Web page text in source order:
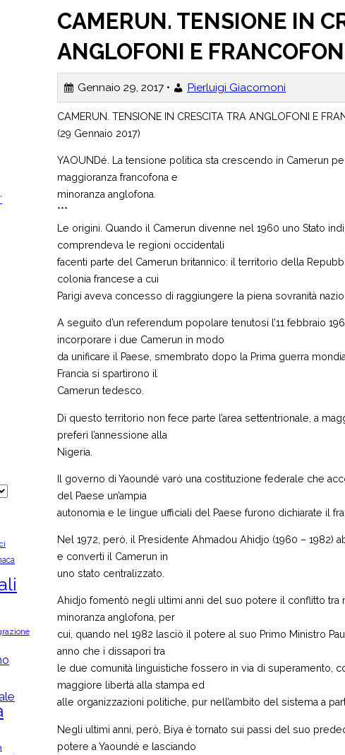
CAMERUN. TENSIONE IN
ANGLOFONI E
Gennaio 29, 2017 • Pierluigi Giacomoni
CAMERUN. TENSIONE IN CRESCITA TRA ANGLOFONI E
(29 Gennaio 2017)
YAOUNDé. La tensione politica sta crescendo in Camerun
maggioranza francofona e
minoranza anglofona.
***
Le origini. Quando il Camerun divenne nel 1960 uno Stato
comprendeva le regioni occidentali
facenti parte del Camerun britannico: il territorio della
colonia francese a cui
Parigi aveva concesso di raggiungere la piena sovranità
A seguito d’un referendum popolare tenutosi l’11 febbraio
incorporare i due Camerun in modo
da unificare il Paese, smembrato dopo la Prima guerra
Francia si spartirono il
Camerun tedesco.
Di questo territorio non fece parte l’area settentrionale, a
preferì l’annessione alla
Nigeria.
Il governo di Yaoundé varò una costituzione federale che
del Paese un’ampia
autonomia e le lingue ufficiali del Paese furono dichiarate il
Nel 1972, però, il Presidente Ahmadou Ahidjo (1960 – 1982)
e convertì il Camerun in
uno stato centralizzato.
Ahidjo fomentò negli ultimi anni del suo potere il conflitto tra
minoranza anglofona, per
cui, quando nel 1982 lasciò il potere al suo Primo Ministro
anno che i dissapori tra
le due comunità linguistiche fossero in via di superamento,
maggiore libertà alla stampa ed
alle organizzazioni politiche, pur nell’ambito del sistema a
Negli ultimi anni, però, Biya è tornato sui passi del suo
potere a Yaoundé e lasciando